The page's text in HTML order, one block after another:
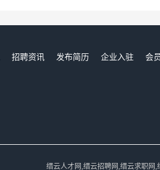
招聘资讯 发布简历 企业入驻 会
缙云人才网,缙云招聘网,缙云求职网,